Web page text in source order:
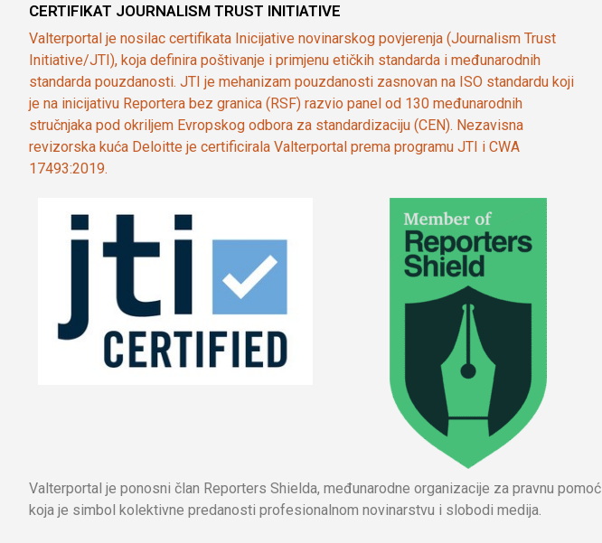
CERTIFIKAT JOURNALISM TRUST INITIATIVE
Valterportal je nosilac certifikata Inicijative novinarskog povjerenja (Journalism Trust
Initiative/JTI), koja definira poštivanje i primjenu etičkih standarda i međunarodnih
standarda pouzdanosti. JTI je mehanizam pouzdanosti zasnovan na ISO standardu koji
je na inicijativu Reportera bez granica (RSF) razvio panel od 130 međunarodnih
stručnjaka pod okriljem Evropskog odbora za standardizaciju (CEN). Nezavisna
revizorska kuća Deloitte je certificirala Valterportal prema programu JTI i CWA
17493:2019.
Valterportal je ponosni član Reporters Shielda, međunarodne organizacije za pravnu pomoć
koja je simbol kolektivne predanosti profesionalnom novinarstvu i slobodi medija.